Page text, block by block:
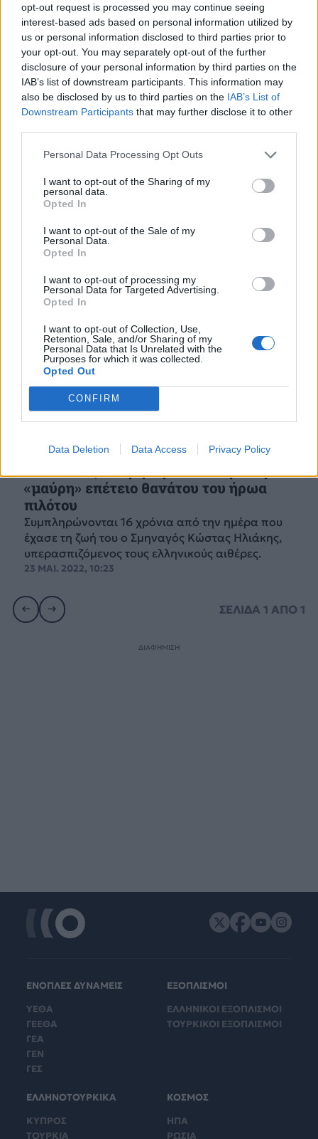
opt-out request is processed you may continue seeing
interest-based ads based on personal information utilized by
us or personal information disclosed to third parties prior to
your opt-out. You may separately opt-out of the further
disclosure of your personal information by third parties on the
IAB’s list of downstream participants. This information may
also be disclosed by us to third parties on the IAB’s List of
Downstream Participants that may further disclose it to other
Personal Data Processing Opt Outs
I want to opt-out of the Sharing of my
personal data.
Opted In
I want to opt-out of the Sale of my
Personal Data.
Opted In
I want to opt-out of processing my
Personal Data for Targeted Advertising.
Opted In
I want to opt-out of Collection, Use,
Retention, Sale, and/or Sharing of my
Personal Data that Is Unrelated with the
Purposes for which it was collected.
Opted Out
CONFIRM
Data Deletion Data Access Privacy Policy
Η συγκινητική ομιλία του Α/ΓΕΑ
Γρηγοριάδη στην τελετή Μνήμης του
Σμηναγού Ηλιάκη – Πτήση από
μαχητικά F-16 [vids]
Ο Α/ΓΕΑ Δημητριάδης τόνισε στην ομιλία του ότι
Ηλιάκη και ότι οι ελληνικές...
23 ΜΑΙ. 2024, 13:29
Σμηναγός Κώστας Ηλιάκης:
«Αθάνατος» το μήνυμα ΥΕΘΑ για την
«μαύρη» επέτειο θανάτου του ήρωα
πιλότου
Συμπληρώνονται 16 χρόνια από την ημέρα που
έχασε τη ζωή του ο Σμηναγός Κώστας Ηλιάκης,
υπερασπιζόμενος τους ελληνικούς αιθέρες.
23 ΜΑΙ. 2022, 10:23
ΣΕΛΙΔΑ1 ΑΠΟ1
ΔΙΑΦΗΜΙΣΗ
ΕΝΟΠΛΕΣ ΔΥΝΑΜΕΙΣ
ΥΕΘΑ
ΓΕΕΘΑ
ΓΕΑ
ΓΕΝ
ΓΕΣ
ΕΞΟΠΛΙΣΜΟΙ
ΕΛΛΗΝΙΚΟΙ ΕΞΟΠΛΙΣΜΟΙ
ΤΟΥΡΚΙΚΟΙ ΕΞΟΠΛΙΣΜΟΙ
ΕΛΛΗΝΟΤΟΥΡΚΙΚΑ
ΚΥΠΡΟΣ
ΤΟΥΡΚΙΑ
ΚΟΣΜΟΣ
ΗΠΑ
ΡΩΣΙΑ